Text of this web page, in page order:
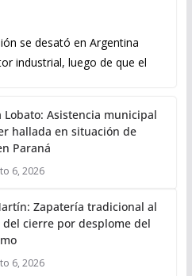
se desató en Argentina
industrial, luego de que el
Lobato: Asistencia municipal
hallada en situación de
Paraná
6, 2026
Zapatería tradicional al
del cierre por desplome del
6, 2026